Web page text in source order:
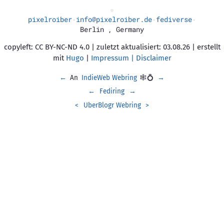
pixelroiber· info@pixelroiber.de· fediverse·
Berlin , Germany
copyleft: CC BY-NC-ND 4.0 | zuletzt aktualisiert: 03.08.26 | erstellt
mit Hugo | Impressum | Disclaimer
← An IndieWeb Webring 🕸💍
→
←
Fediring
→
<
UberBlogr Webring >